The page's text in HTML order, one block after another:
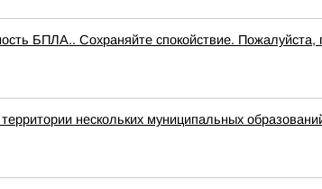
БПЛА.. Сохраняйте спокойствие. Пожалуйста,
нескольких муниципальных